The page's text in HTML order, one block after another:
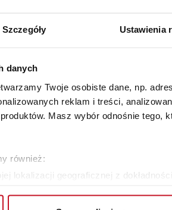
Szczegóły Ustawienia
danych
Twoje osobiste dane, np.
reklam i treści,
Masz wybór odnośnie tego,
również:
lokalizacji geograficznej z
XZ
W SALONIE ZAPYTAJ O